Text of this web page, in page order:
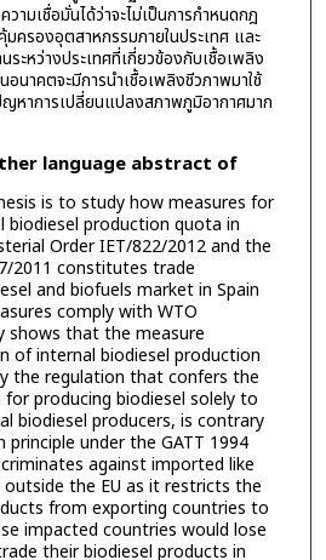
วามเชื่อมั่นได้ว่าจะไม่เป็นการกำหนดกฎ
ครองอุตสาหกรรมภายในประเทศ และ
ระหว่างประเทศที่เกี่ยวข้องกับเชื้อเพลิง
อนาคตจะมีการนำเชื้อเพลิงชีวภาพมาใช้
ญหาการเปลี่ยนแปลงสภาพภูมิอากาศมาก
language abstract of
is to study how measures for
production quota in
Order IET/822/2012 and the
2011 constitutes trade
and biofuels market in Spain
comply with WTO
shows that the measure
of internal biodiesel production
the regulation that confers the
producing biodiesel solely to
biodiesel producers, is contrary
under the GATT 1994
against imported like
the EU as it restricts the
from exporting countries to
impacted countries would lose
their biodiesel products in